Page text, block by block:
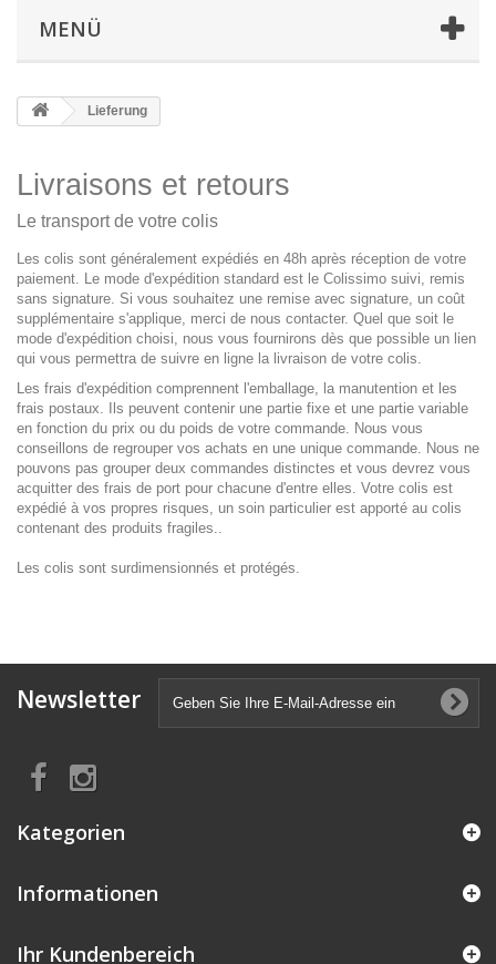
MENÜ
Lieferung
Livraisons et retours
Le transport de votre colis
Les colis sont généralement expédiés en 48h après réception de votre
paiement. Le mode d'expédition standard est le Colissimo suivi, remis
sans signature. Si vous souhaitez une remise avec signature, un coût
supplémentaire s'applique, merci de nous contacter. Quel que soit le
mode d'expédition choisi, nous vous fournirons dès que possible un lien
qui vous permettra de suivre en ligne la livraison de votre colis.
Les frais d'expédition comprennent l'emballage, la manutention et les
frais postaux. Ils peuvent contenir une partie fixe et une partie variable
en fonction du prix ou du poids de votre commande. Nous vous
conseillons de regrouper vos achats en une unique commande. Nous ne
pouvons pas grouper deux commandes distinctes et vous devrez vous
acquitter des frais de port pour chacune d'entre elles. Votre colis est
expédié à vos propres risques, un soin particulier est apporté au colis
contenant des produits fragiles..
Les colis sont surdimensionnés et protégés.
Newsletter
Kategorien
Informationen
Ihr Kundenbereich